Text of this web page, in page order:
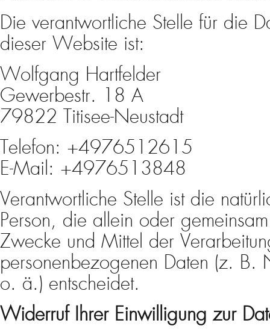
Die verantwortliche Stelle für die
dieser Website ist:
Wolfgang Hartfelder
Gewerbestr. 18 A
79822 Titisee-Neustadt
Telefon: +4976512615
E-Mail: +4976513848
Verantwortliche Stelle ist die
Person, die allein oder
Zwecke und Mittel der
personenbezogenen Daten (z. B.
o. ä.) entscheidet.
Widerruf Ihrer Einwilligung zur